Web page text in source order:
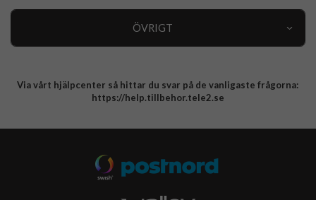
ÖVRIGT
Integritetspolicy
Via vårt hjälpcenter så hittar du svar på de vanligaste frågorna:
https://help.tillbehor.tele2.se